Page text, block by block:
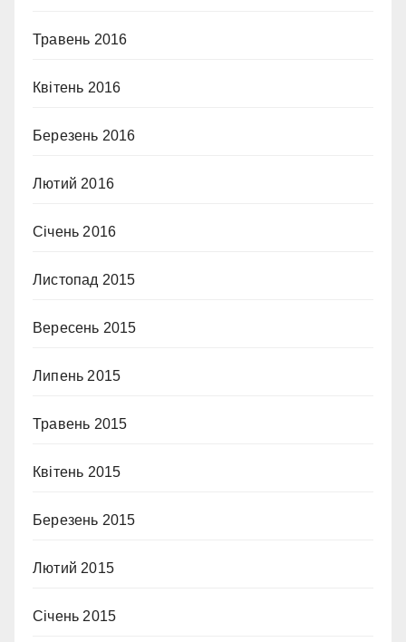
Травень 2016
Квітень 2016
Березень 2016
Лютий 2016
Січень 2016
Листопад 2015
Вересень 2015
Липень 2015
Травень 2015
Квітень 2015
Березень 2015
Лютий 2015
Січень 2015